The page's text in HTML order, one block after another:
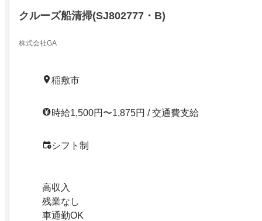
クルーズ船清掃(SJ802777・B)
株式会社GA
稲敷市
時給1,500円〜1,875円 / 交通費支給
シフト制
高収入
残業なし
車通勤OK